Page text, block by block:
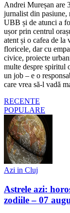
Andrei Mureșan are
jurnalist din pasiune,
UBB și de atunci a
ușor prin centrul
atent și o cafea de la
floricele, dar cu
civice, proiecte
multe despre spiritul
un job – e o
care vrea să-l vadă
RECENTE
POPULARE
Azi in Cluj
Astrele azi:
zodiile – 07